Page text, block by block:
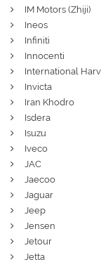
IM Motors (Zhiji)
Ineos
Infiniti
Innocenti
International
Invicta
Iran Khodro
Isdera
Isuzu
Iveco
JAC
Jaecoo
Jaguar
Jeep
Jensen
Jetour
Jetta